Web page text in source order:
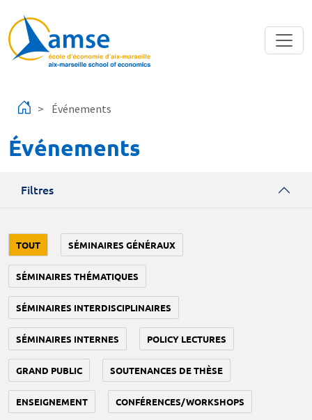
Événements
Événements
Filtres
TOUT SÉMINAIRES GÉNÉRAUX
SÉMINAIRES THÉMATIQUES
SÉMINAIRES INTERDISCIPLINAIRES
SÉMINAIRES INTERNES POLICY LECTURES
GRAND PUBLIC SOUTENANCES DE THÈSE
ENSEIGNEMENT CONFÉRENCES/WORKSHOPS